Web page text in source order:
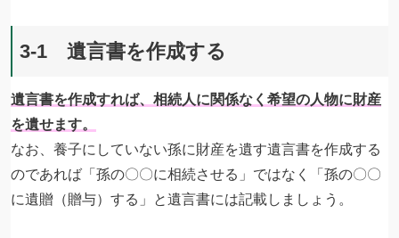
3-1 遺言書を作成する
遺言書を作成すれば、相続人に関係なく希望の人物に財産
を遺せます。
なお、養子にしていない孫に財産を遺す遺言書を作成する
のであれば「孫の〇〇に相続させる」ではなく「孫の〇〇
に遺贈（贈与）する」と遺言書には記載しましょう。